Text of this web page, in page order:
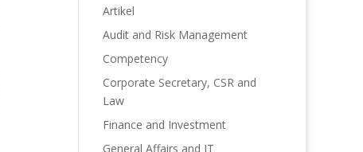
Artikel
Audit and Risk Management
Competency
Corporate Secretary, CSR and
Law
Finance and Investment
General Affairs and IT